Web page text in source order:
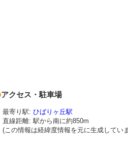
アクセス・駐車場
最寄り駅: ひばりヶ丘駅
直線距離: 駅から南に約850m
(この情報は経緯度情報を元に生成してい